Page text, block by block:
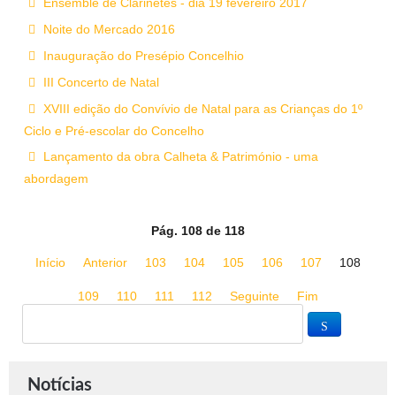
Noite do Mercado 2016
Inauguração do Presépio Concelhio
III Concerto de Natal
XVIII edição do Convívio de Natal para as Crianças do 1º
Ciclo e Pré-escolar do Concelho
Lançamento da obra Calheta & Património - uma
abordagem
Pág. 108 de 118
Início Anterior 103 104 105 106 107 108
109 110 111 112 Seguinte Fim
Notícias